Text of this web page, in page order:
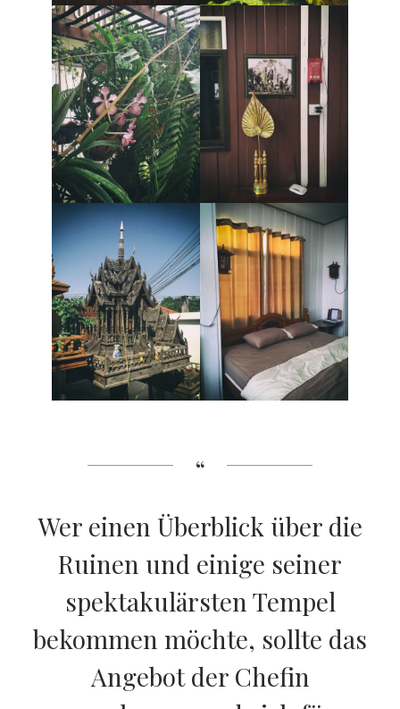
Wer einen Überblick über die
Ruinen und einige seiner
spektakulärsten Tempel
bekommen möchte, sollte das
Angebot der Chefin